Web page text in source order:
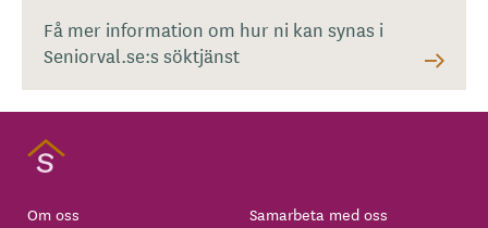
Få mer information om hur ni kan synas i
Seniorval.se:s söktjänst
Om oss
Samarbeta med oss